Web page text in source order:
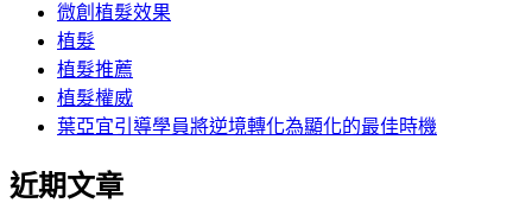
微創植髮效果
植髮
植髮推薦
植髮權威
葉亞宜引導學員將逆境轉化為顯化的最佳時機
近期文章